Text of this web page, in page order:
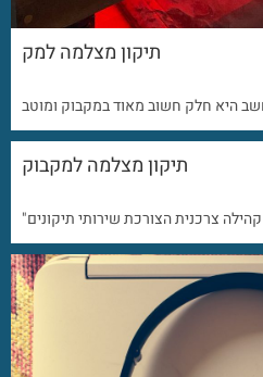
תיקון מצלמה למק
תיקון מצלמה למקבוק